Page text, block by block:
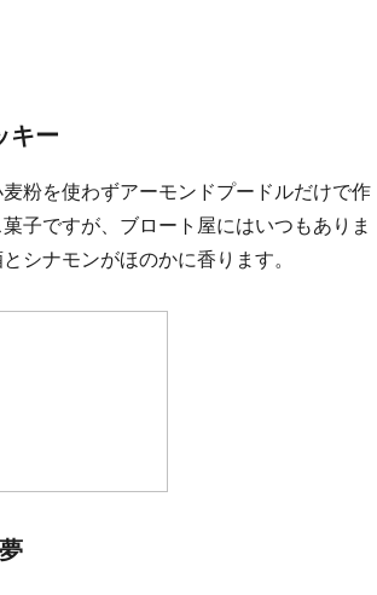
キー
粉を使わずアーモンドプードルだけで作
子ですが、ブロート屋にはいつもありま
シナモンがほのかに香ります。